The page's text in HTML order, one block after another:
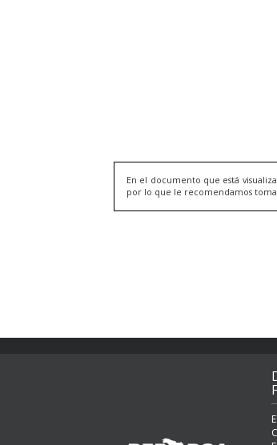
En el documento que está
por lo que le recomendamos